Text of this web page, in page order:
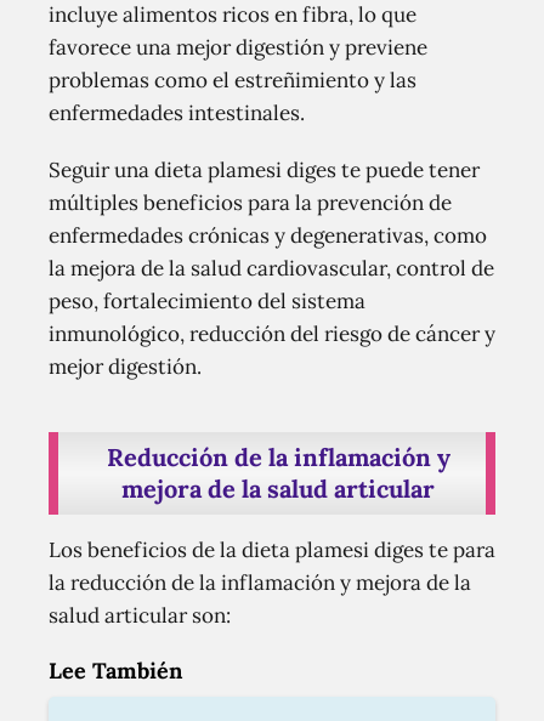
incluye alimentos ricos en fibra, lo que
favorece una mejor digestión y previene
problemas como el estreñimiento y las
enfermedades intestinales.
Seguir una dieta plamesi diges te puede tener
múltiples beneficios para la prevención de
enfermedades crónicas y degenerativas, como
la mejora de la salud cardiovascular, control de
peso, fortalecimiento del sistema
inmunológico, reducción del riesgo de cáncer y
mejor digestión.
Reducción de la inflamación y
mejora de la salud articular
Los beneficios de la dieta plamesi diges te para
la reducción de la inflamación y mejora de la
salud articular son:
Lee También